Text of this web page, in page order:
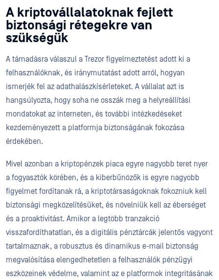
A kriptovállalatoknak fejlett
biztonsági rétegekre van
szükségük
A támadásra válaszul a Trezor figyelmeztetést adott ki a
felhasználóknak, és iránymutatást adott arról, hogyan
ismerjék fel az adathalászkísérleteket. A vállalat azt is
hangsúlyozta, hogy soha ne osszák meg a helyreállítási
mondatokat az interneten, és további intézkedéseket
kezdeményezett a platformja biztonságának fokozása
érdekében.
Mivel azonban a kriptopénzek piaca egyre nagyobb teret nyer
a fogyasztók körében, és a kiberbűnözők is egyre nagyobb
figyelmet fordítanak rá, a kriptotársaságoknak fokozniuk kell
biztonsági megközelítésüket, és növelniük kell az éberséget
és a proaktivitást. Amikor a legtöbb tranzakció
visszafordíthatatlan, és a digitális pénztárcák jelentős vagyont
tartalmaznak, a robusztus és dinamikus e-mail biztonság
megvalósítása elengedhetetlen a felhasználók pénzügyi
eszközeinek védelme, valamint az e platformok integritásának